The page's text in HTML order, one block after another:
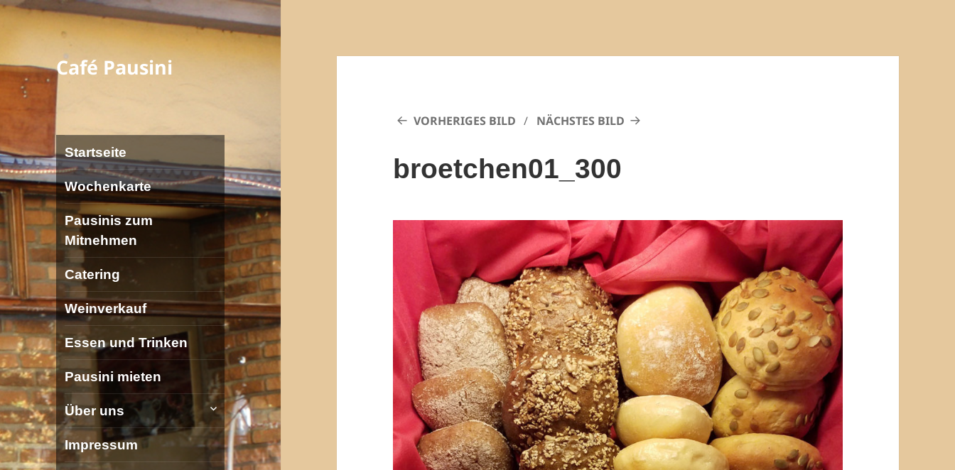
Café Pausini
Startseite
Wochenkarte
Pausinis zum
Mitnehmen
Catering
Weinverkauf
Essen und Trinken
Pausini mieten
Über uns
untermenü
öffnen
Impressum
VORHERIGES BILD NÄCHSTES BILD
broetchen01_300